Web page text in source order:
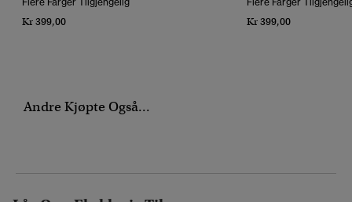
Kr 399,00 Kr 399,00
Andre Kjøpte Også...